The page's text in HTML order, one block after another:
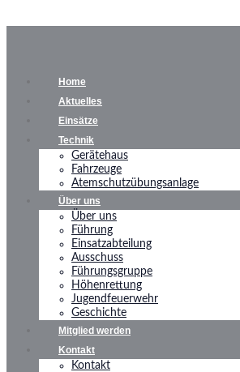
Home
Aktuelles
Einsätze
Technik
Gerätehaus
Fahrzeuge
Atemschutzübungsanlage
Über uns
Über uns
Führung
Einsatzabteilung
Ausschuss
Führungsgruppe
Höhenrettung
Jugendfeuerwehr
Geschichte
Mitglied werden
Kontakt
Kontakt